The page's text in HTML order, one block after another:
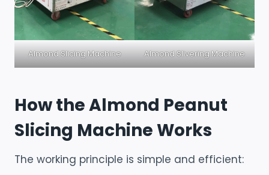
Almond Slicing Machine Almond Slivering Machine
How the Almond Peanut
Slicing Machine Works
The working principle is simple and efficient: